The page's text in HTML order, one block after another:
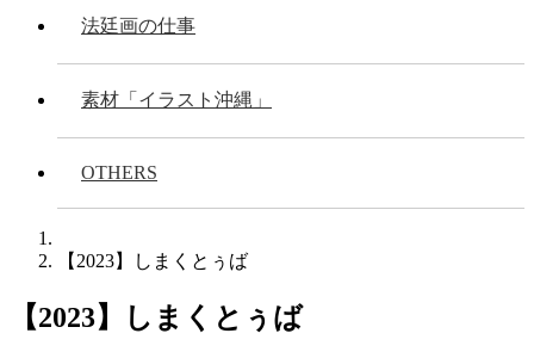
法廷画の仕事
素材「イラスト沖縄」
OTHERS
【2023】しまくとぅば
【2023】しまくとぅば